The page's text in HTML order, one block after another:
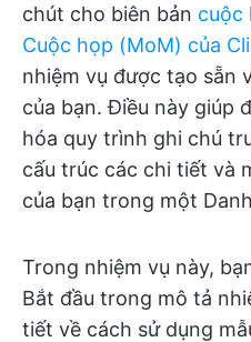
chút cho biên bản cuộc
Cuộc họp (MoM) của
nhiệm vụ được tạo sẵn
của bạn. Điều này giúp
hóa quy trình ghi chú
cấu trúc các chi tiết và
của bạn trong một
Trong nhiệm vụ này,
Bắt đầu trong mô tả
tiết về cách sử dụng